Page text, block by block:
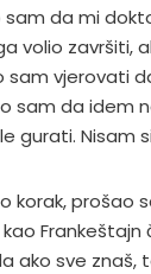
sam da mi
volio završiti,
sam vjerovati
sam da idem
gurati. Nisam
korak, prošao
ako sve znaš,